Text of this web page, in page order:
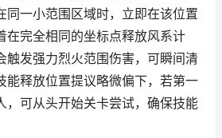
同一小范围区域时，立即在该位置
在完全相同的坐标点释放风系计
触发强力烈火范围伤害，可瞬间清
能释放位置提议略微偏下，若第一
，可从头开始关卡尝试，确保技能